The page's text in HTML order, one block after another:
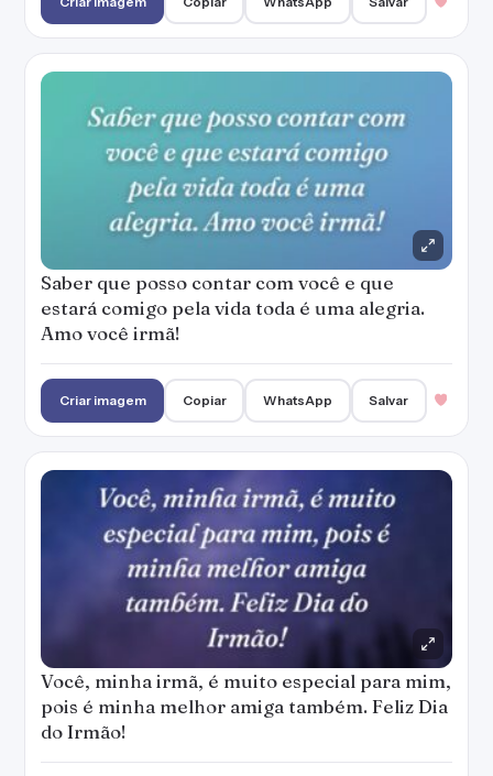
Saber que posso contar com você e que
estará comigo pela vida toda é uma alegria.
Amo você irmã!
Criar imagem Copiar WhatsApp Salvar
Você, minha irmã, é muito especial para mim,
pois é minha melhor amiga também. Feliz Dia
do Irmão!